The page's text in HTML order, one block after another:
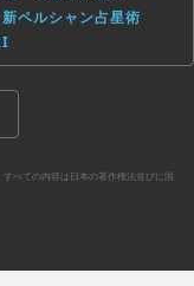
ペルシャン占星術
べての内容は日本の著作権法並びに国